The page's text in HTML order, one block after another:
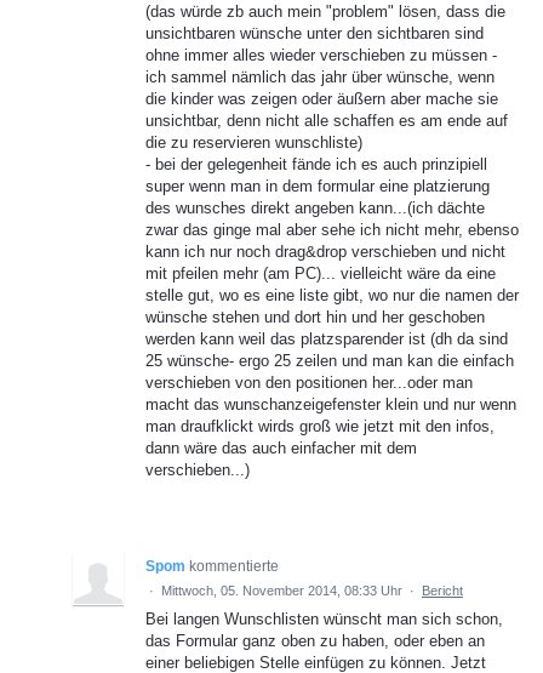
(das würde zb auch mein "problem" lösen, dass die
unsichtbaren wünsche unter den sichtbaren sind
ohne immer alles wieder verschieben zu müssen -
ich sammel nämlich das jahr über wünsche, wenn
die kinder was zeigen oder äußern aber mache sie
unsichtbar, denn nicht alle schaffen es am ende auf
die zu reservieren wunschliste)
- bei der gelegenheit fände ich es auch prinzipiell
super wenn man in dem formular eine platzierung
des wunsches direkt angeben kann...(ich dächte
zwar das ginge mal aber sehe ich nicht mehr, ebenso
kann ich nur noch drag&drop verschieben und nicht
mit pfeilen mehr (am PC)... vielleicht wäre da eine
stelle gut, wo es eine liste gibt, wo nur die namen der
wünsche stehen und dort hin und her geschoben
werden kann weil das platzsparender ist (dh da sind
25 wünsche- ergo 25 zeilen und man kan die einfach
verschieben von den positionen her...oder man
macht das wunschanzeigefenster klein und nur wenn
man draufklickt wirds groß wie jetzt mit den infos,
dann wäre das auch einfacher mit dem
verschieben...)
Spom kommentierte
· Mittwoch, 05. November 2014, 08:33 Uhr · Bericht
Bei langen Wunschlisten wünscht man sich schon,
das Formular ganz oben zu haben, oder eben an
einer beliebigen Stelle einfügen zu können. Jetzt